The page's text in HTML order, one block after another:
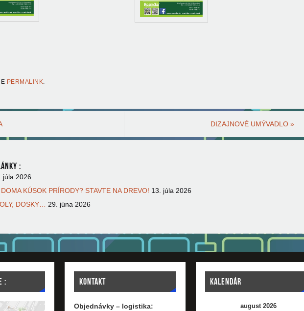
PERMALINK.
DIZAJNOVÉ UMÝVADLO »
:
júla 2026
KÚSOK PRÍRODY? STAVTE NA DREVO! 13. júla 2026
DOSKY… 29. júna 2026
: KONTAKT
Objednávky – logistika:
KALENDÁR
august 2026